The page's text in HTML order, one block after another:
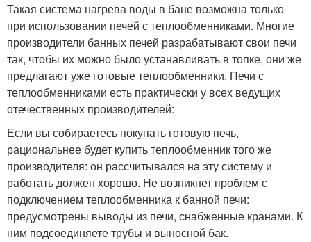
Такая система нагрева воды в бане возможна только
при использовании печей с теплообменниками. Многие
производители банных печей разрабатывают свои печи
так, чтобы их можно было устанавливать в топке, они же
предлагают уже готовые теплообменники. Печи с
теплообменниками есть практически у всех ведущих
отечественных производителей:
Если вы собираетесь покупать готовую печь,
рациональнее будет купить теплообменник того же
производителя: он рассчитывался на эту систему и
работать должен хорошо. Не возникнет проблем с
подключением теплообменника к банной печи:
предусмотрены выводы из печи, снабженные кранами. К
ним подсоединяете трубы и выносной бак.